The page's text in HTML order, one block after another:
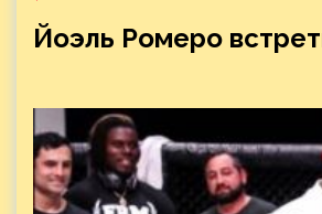
Йоэль Ромеро